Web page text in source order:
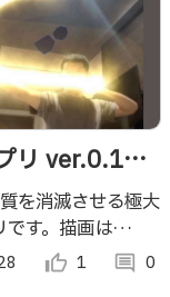
リ ver.0.1：
滅させる呪
を消滅させる極大
す。描画は
す。3D的な方向
thumb_up_alt 1 comment 0